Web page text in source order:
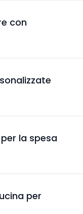
con
la spesa
per